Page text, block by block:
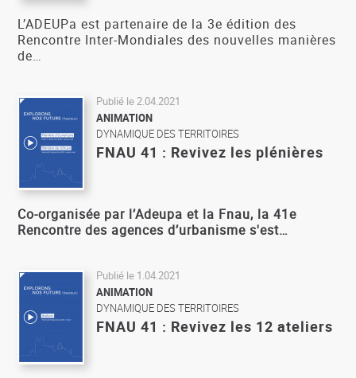
L’ADEUPa est partenaire de la 3e édition des
Rencontre Inter-Mondiales des nouvelles manières
de…
Publié le 2.04.2021
ANIMATION
DYNAMIQUE DES TERRITOIRES
FNAU 41 : Revivez les plénières
Co-organisée par l’Adeupa et la Fnau, la 41e
Rencontre des agences d’urbanisme s'est…
Publié le 1.04.2021
ANIMATION
DYNAMIQUE DES TERRITOIRES
FNAU 41 : Revivez les 12 ateliers